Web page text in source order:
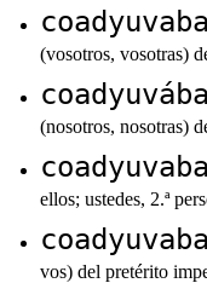
(vosotros, vosotras)
(nosotros, nosotras)
ellos; ustedes, 2.ª
vos) del pretérito